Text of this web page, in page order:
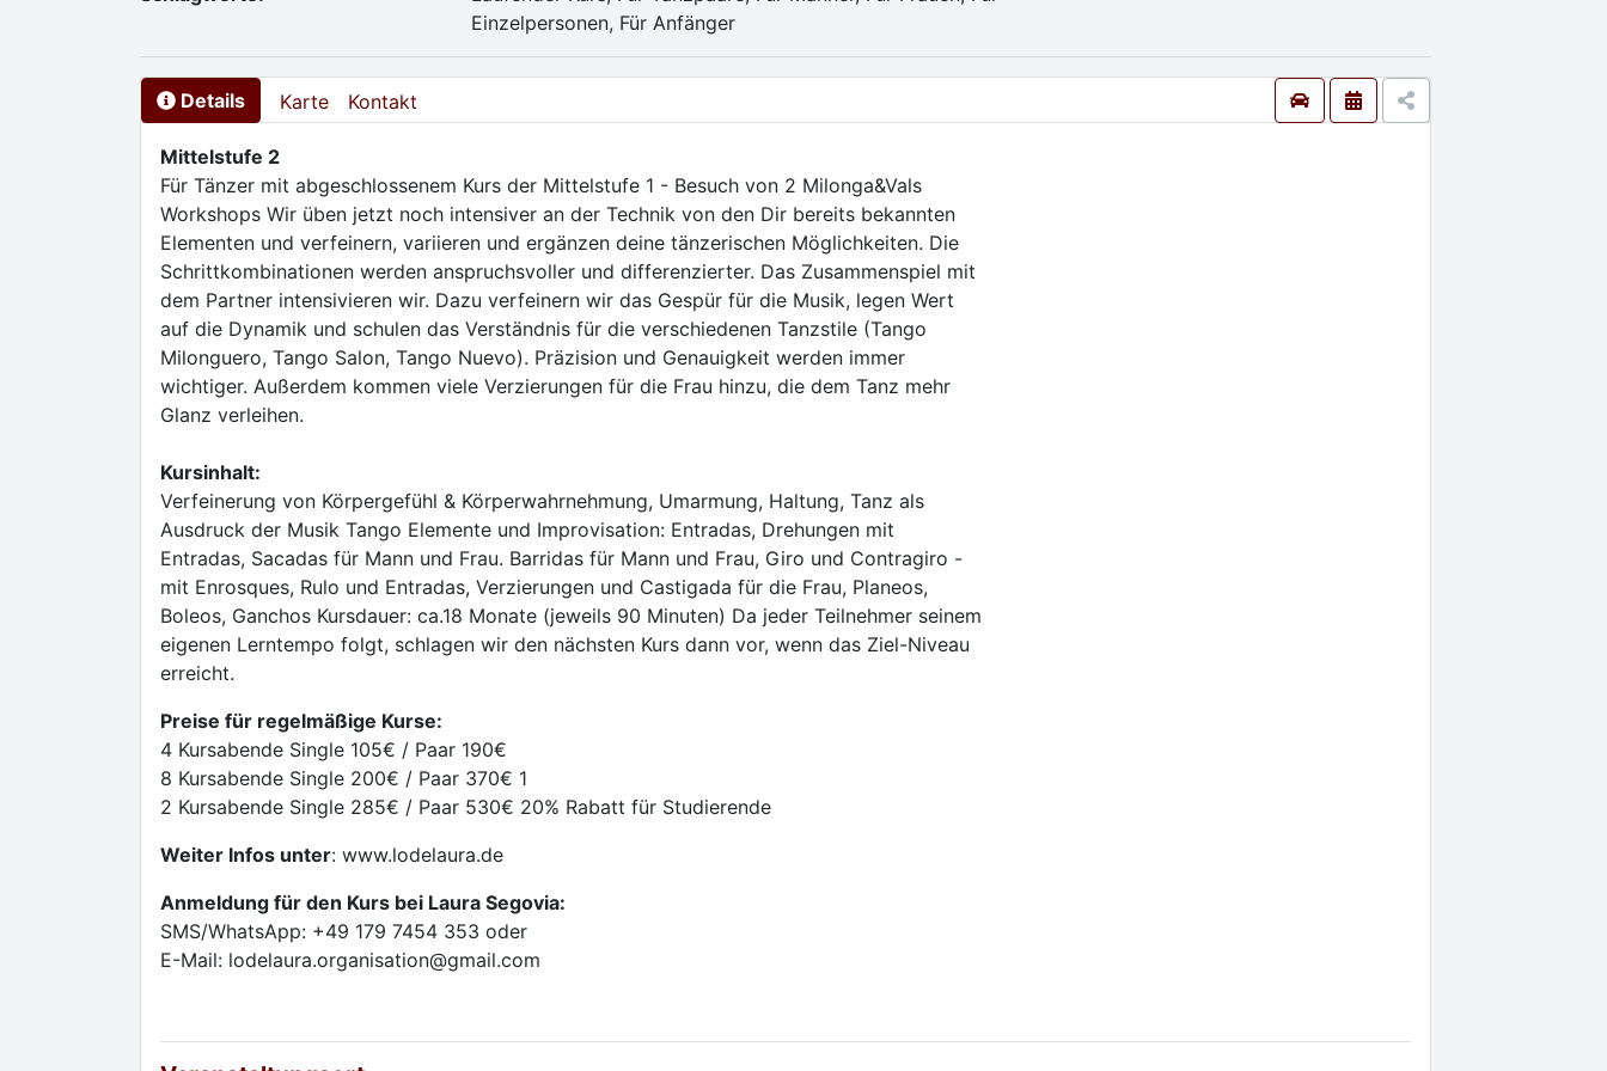
Einzelpersonen, Für Anfänger
Details Karte Kontakt
Mittelstufe 2
Für Tänzer mit abgeschlossenem Kurs der Mittelstufe 1 - Besuch von 2 Milonga&Vals
Workshops Wir üben jetzt noch intensiver an der Technik von den Dir bereits bekannten
Elementen und verfeinern, variieren und ergänzen deine tänzerischen Möglichkeiten. Die
Schrittkombinationen werden anspruchsvoller und differenzierter. Das Zusammenspiel mit
dem Partner intensivieren wir. Dazu verfeinern wir das Gespür für die Musik, legen Wert
auf die Dynamik und schulen das Verständnis für die verschiedenen Tanzstile (Tango
Milonguero, Tango Salon, Tango Nuevo). Präzision und Genauigkeit werden immer
wichtiger. Außerdem kommen viele Verzierungen für die Frau hinzu, die dem Tanz mehr
Glanz verleihen.
Kursinhalt:
Verfeinerung von Körpergefühl & Körperwahrnehmung, Umarmung, Haltung, Tanz als
Ausdruck der Musik Tango Elemente und Improvisation: Entradas, Drehungen mit
Entradas, Sacadas für Mann und Frau. Barridas für Mann und Frau, Giro und Contragiro -
mit Enrosques, Rulo und Entradas, Verzierungen und Castigada für die Frau, Planeos,
Boleos, Ganchos Kursdauer: ca.18 Monate (jeweils 90 Minuten) Da jeder Teilnehmer seinem
eigenen Lerntempo folgt, schlagen wir den nächsten Kurs dann vor, wenn das Ziel-Niveau
erreicht.
Preise für regelmäßige Kurse:
4 Kursabende Single 105€ / Paar 190€
8 Kursabende Single 200€ / Paar 370€ 1
2 Kursabende Single 285€ / Paar 530€ 20% Rabatt für Studierende
Weiter Infos unter: www.lodelaura.de
Anmeldung für den Kurs bei Laura Segovia:
SMS/WhatsApp: +49 179 7454 353 oder
E-Mail: lodelaura.organisation@gmail.com